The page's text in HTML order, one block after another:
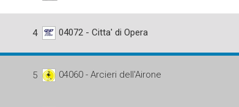
4 04072 - Citta' di Opera
5 04060 - Arcieri dell'Airone